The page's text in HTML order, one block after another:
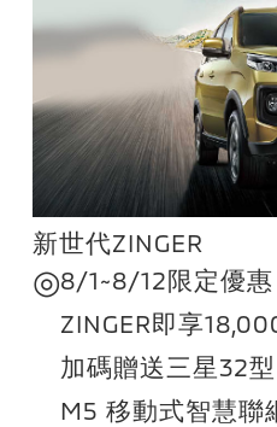
新世代ZINGER
◎8/1~8/12限定優
ZINGER即享
加碼贈送三星32
M5 移動式智慧聯